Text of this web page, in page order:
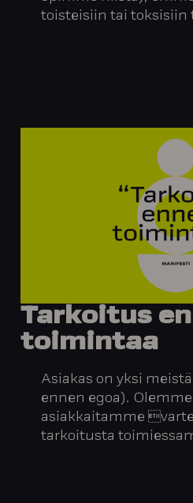
toisteisiin tai toksisiin
Tarkoitus
toimintaa
Asiakas on yksi
ennen egoa).
asiakkaitamme
tarkoitusta